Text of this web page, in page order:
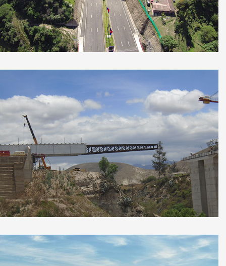
Proyecto de construcción de vía de
integración de Los Valles (RUTA VIVA)
Prolongación de la Avenida Simón Bolívar
(corredor vial nor-oriental) Quito, Ecuador.